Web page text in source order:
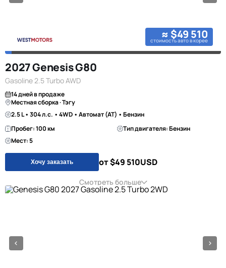
≈ $49 510
стоимость авто в корее
2027 Genesis G80
Gasoline 2.5 Turbo AWD
14 дней в продаже
Местная сборка · Тэгу
2.5 L • 304 л.с. • 4WD • Автомат (AT) • Бензин
Пробег: 100 км
Тип двигателя: Бензин
Мест: 5
Хочу заказать от $49 510USD
Смотреть больше